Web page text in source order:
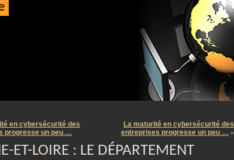
en cybersécurité des
progresse un peu …
La maturité en cybersécurité des
entreprises progresse un peu … »
ET-LOIRE : LE DÉPARTEMENT